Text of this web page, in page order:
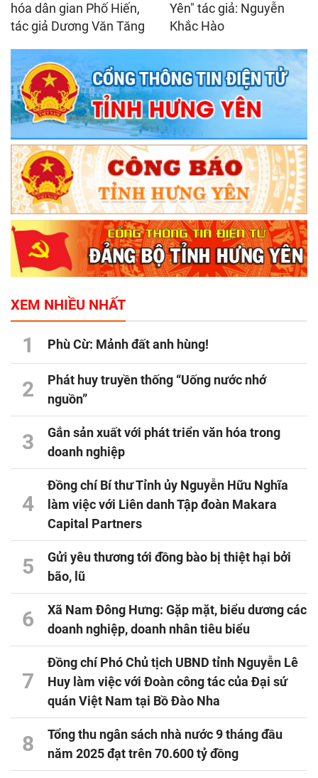
hóa dân gian Phố Hiến,
tác giả Dương Văn Tăng
Yên" tác giả: Nguyễn
Khắc Hào
XEM NHIỀU NHẤT
1 Phù Cừ: Mảnh đất anh hùng!
2
Phát huy truyền thống “Uống nước nhớ
nguồn”
3
Gắn sản xuất với phát triển văn hóa trong
doanh nghiệp
4
Đồng chí Bí thư Tỉnh ủy Nguyễn Hữu Nghĩa
làm việc với Liên danh Tập đoàn Makara
Capital Partners
5
Gửi yêu thương tới đồng bào bị thiệt hại bởi
bão, lũ
6
Xã Nam Đông Hưng: Gặp mặt, biểu dương các
doanh nghiệp, doanh nhân tiêu biểu
7
Đồng chí Phó Chủ tịch UBND tỉnh Nguyễn Lê
Huy làm việc với Đoàn công tác của Đại sứ
quán Việt Nam tại Bồ Đào Nha
8
Tổng thu ngân sách nhà nước 9 tháng đầu
năm 2025 đạt trên 70.600 tỷ đồng